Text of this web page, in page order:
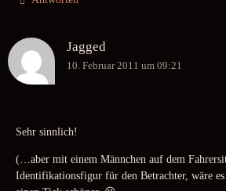
Jagged
10. Februar 2011 um 09:21
Sehr sinnlich!
(…aber mit einem Männchen auf dem
Identifikationsfigur für den Betrachter, wäre